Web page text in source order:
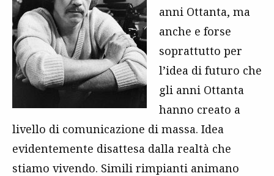
anni Ottanta, ma
anche e forse
soprattutto per
l’idea di futuro che
gli anni Ottanta
hanno creato a
livello di comunicazione di massa. Idea
evidentemente disattesa dalla realtà che
stiamo vivendo. Simili rimpianti animano